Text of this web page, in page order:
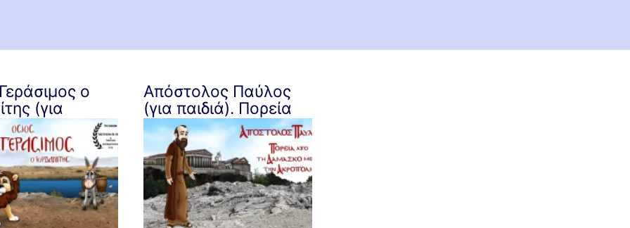
ο
(για
Απόστολος Παύλος
(για παιδιά). Πορεία
από τη Δαμασκό
μέχρι την Ακρόπολη